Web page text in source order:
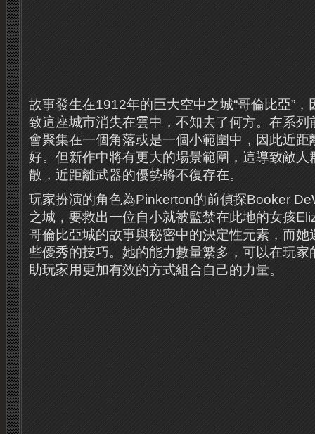
故事發生在1912年的巨大空中之城“哥倫比亞”
致這座城市消失在雲中，不知去了何方。在系列
會聚集在一個角落或是一個小範圍中，因此近距
好。但新作中將有更大的場景範圍，這導致敵人
散，近距離武器的優勢將不復存在。
玩家扮演的角色為Pinkerton的前偵探Booker
之城，要救出一位自小就被監禁在此地的女孩
哥倫比亞城的故事與秘密中的決定性元素，而她
些優秀的技巧。她的能力數量繁多，可以在玩家
助玩家用更加有效的方式組合自己的力量。